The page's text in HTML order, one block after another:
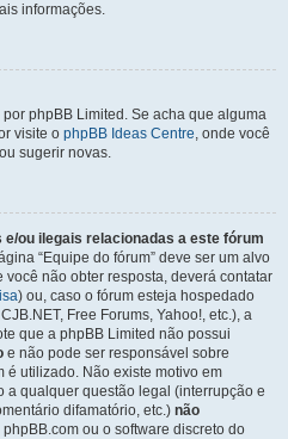
informações.
phpBB Limited. Se acha que alguma
visite o phpBB Ideas Centre, onde você
sugerir novas.
ou ilegais relacionadas a este fórum
“Equipe do fórum” deve ser um alvo
não obter resposta, deverá contatar
) ou, caso o fórum esteja hospedado
Free Forums, Yahoo!, etc.), a
que a phpBB Limited não possui
e não pode ser responsável sobre
é utilizado. Não existe motivo em
a qualquer questão legal (interrupção e
difamatório, etc.) não
phpBB.com ou o software discreto do